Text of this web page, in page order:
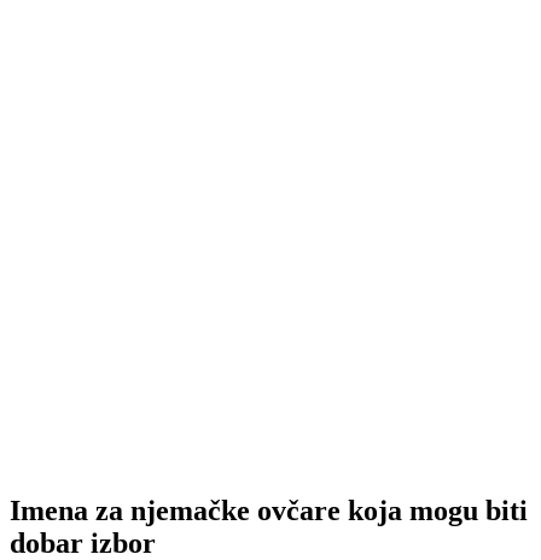
Imena za njemačke ovčare koja mogu biti
dobar izbor